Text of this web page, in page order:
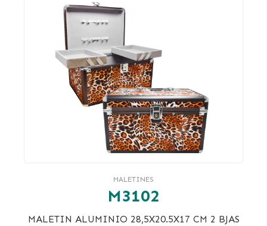
MALETINES
M3102
MALETIN ALUMINIO 28,5X20.5X17 CM 2 BJAS